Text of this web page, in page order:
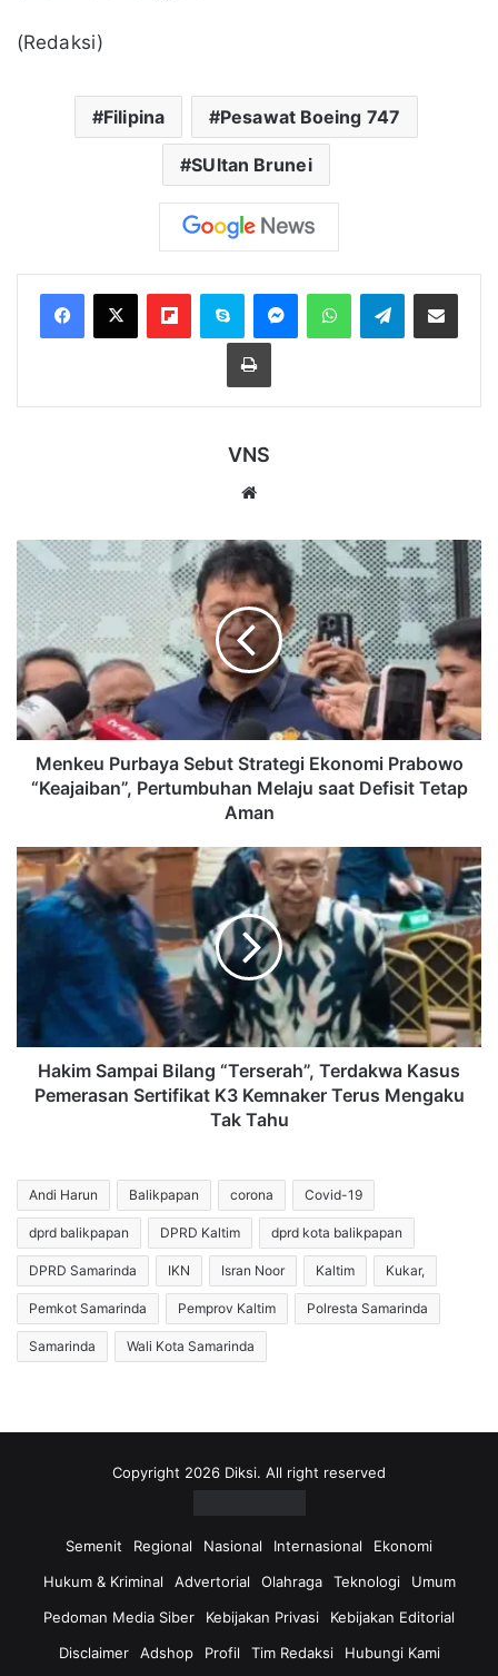
(Redaksi)
Filipina Pesawat Boeing 747
SUltan Brunei
FlipboardSkype MessengerWhatsAppTelegramBagikan melalui Email
Cetak
VNS
Menkeu
Purbaya
Sebut
Strategi
Ekonomi
Prabowo
“Keajaiban”,
Pertumbuhan
Melaju
saat
Defisit
Menkeu Purbaya Sebut Strategi Ekonomi Prabowo
“Keajaiban”, Pertumbuhan Melaju saat Defisit Tetap
Aman
Hakim
Sampai
Bilang
“Terserah”,
Terdakwa
Pemerasan
Sertifikat
K3
Kemnaker
Terus
Hakim Sampai Bilang “Terserah”, Terdakwa Kasus
Pemerasan Sertifikat K3 Kemnaker Terus Mengaku
Tak Tahu
Andi Harun Balikpapan corona Covid-19
dprd balikpapan DPRD Kaltim dprd kota balikpapan
DPRD Samarinda IKN Isran Noor Kaltim Kukar,
Pemkot Samarinda Pemprov Kaltim Polresta Samarinda
Samarinda Wali Kota Samarinda
Copyright 2026 Diksi. All right reserved
Semenit Regional Nasional Internasional
Ekonomi
Hukum & Kriminal
Advertorial Olahraga Teknologi
Umum
Pedoman Media Siber
Kebijakan Privasi
Kebijakan Editorial
Disclaimer
Adshop Profil Tim Redaksi Hubungi Kami